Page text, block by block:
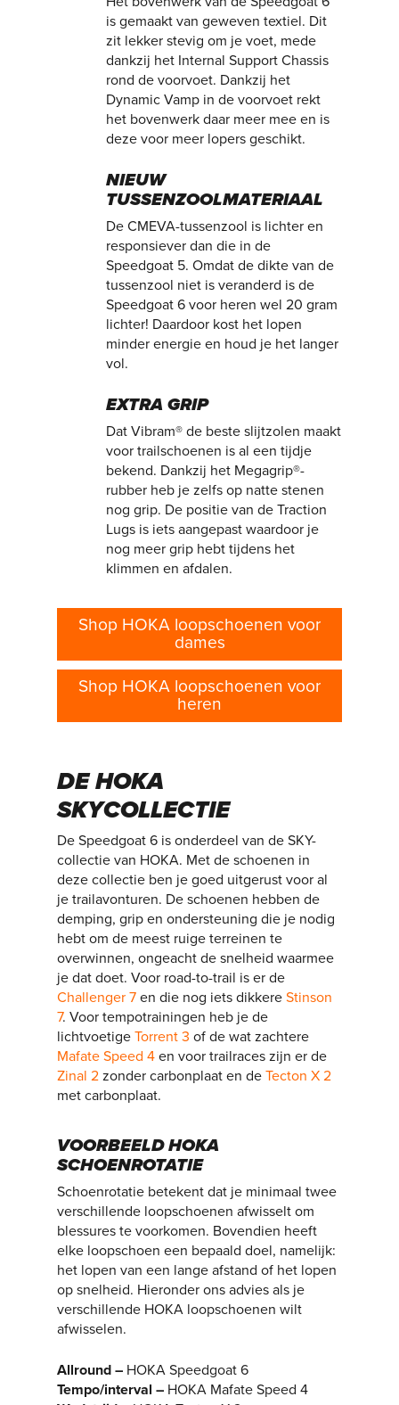
is gemaakt van geweven textiel. Dit
zit lekker stevig om je voet, mede
dankzij het Internal Support Chassis
rond de voorvoet. Dankzij het
Dynamic Vamp in de voorvoet rekt
het bovenwerk daar meer mee en is
deze voor meer lopers geschikt.
NIEUW
TUSSENZOOLMATERIAAL
De CMEVA-tussenzool is lichter en
responsiever dan die in de
Speedgoat 5. Omdat de dikte van de
tussenzool niet is veranderd is de
Speedgoat 6 voor heren wel 20 gram
lichter! Daardoor kost het lopen
minder energie en houd je het langer
vol.
EXTRA GRIP
Dat Vibram® de beste slijtzolen maakt
voor trailschoenen is al een tijdje
bekend. Dankzij het Megagrip®-
rubber heb je zelfs op natte stenen
nog grip. De positie van de Traction
Lugs is iets aangepast waardoor je
nog meer grip hebt tijdens het
klimmen en afdalen.
Shop HOKA loopschoenen voor
dames
Shop HOKA loopschoenen voor
heren
DE HOKA
SKYCOLLECTIE
De Speedgoat 6 is onderdeel van de SKY-
collectie van HOKA. Met de schoenen in
deze collectie ben je goed uitgerust voor al
je trailavonturen. De schoenen hebben de
demping, grip en ondersteuning die je nodig
hebt om de meest ruige terreinen te
overwinnen, ongeacht de snelheid waarmee
je dat doet. Voor road-to-trail is er de
Challenger 7 en die nog iets dikkereStinson
7. Voor tempotrainingen heb je de
lichtvoetigeTorrent 3 of de wat zachtere
Mafate Speed 4 en voor trailraces zijn er de
Zinal 2 zonder carbonplaat en deTecton X 2
met carbonplaat.
VOORBEELD HOKA
SCHOENROTATIE
Schoenrotatie betekent dat je minimaal twee
verschillende loopschoenen afwisselt om
blessures te voorkomen. Bovendien heeft
elke loopschoen een bepaald doel, namelijk:
het lopen van een lange afstand of het lopen
op snelheid. Hieronder ons advies als je
verschillende HOKA loopschoenen wilt
afwisselen.
Allround – HOKA Speedgoat 6
Tempo/interval – HOKA Mafate Speed 4